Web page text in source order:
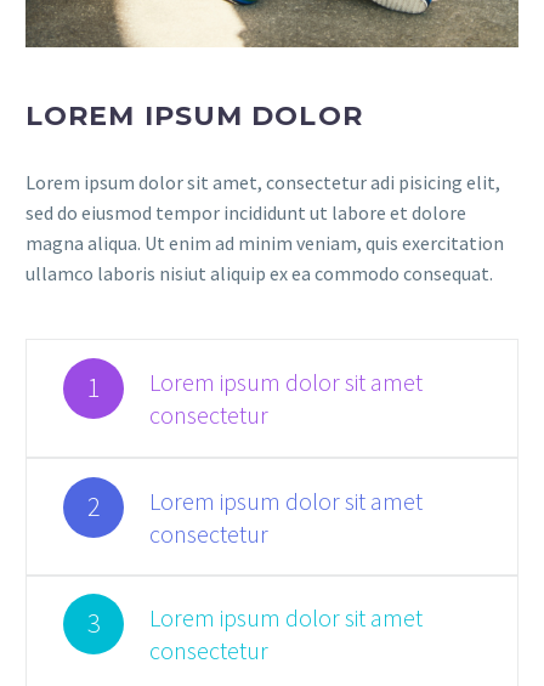
LOREM IPSUM DOLOR
Lorem ipsum dolor sit amet, consectetur adi pisicing elit,
sed do eiusmod tempor incididunt ut labore et dolore
magna aliqua. Ut enim ad minim veniam, quis exercitation
ullamco laboris nisiut aliquip ex ea commodo consequat.
1
Lorem ipsum dolor sit amet
consectetur
2
Lorem ipsum dolor sit amet
consectetur
3
Lorem ipsum dolor sit amet
consectetur